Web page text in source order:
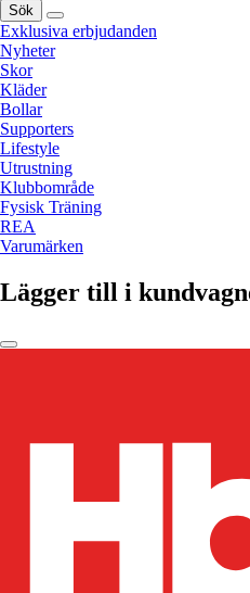
Sök
Exklusiva erbjudanden
Nyheter
Skor
Kläder
Bollar
Supporters
Lifestyle
Utrustning
Klubbområde
Fysisk Träning
REA
Varumärken
Lägger till i